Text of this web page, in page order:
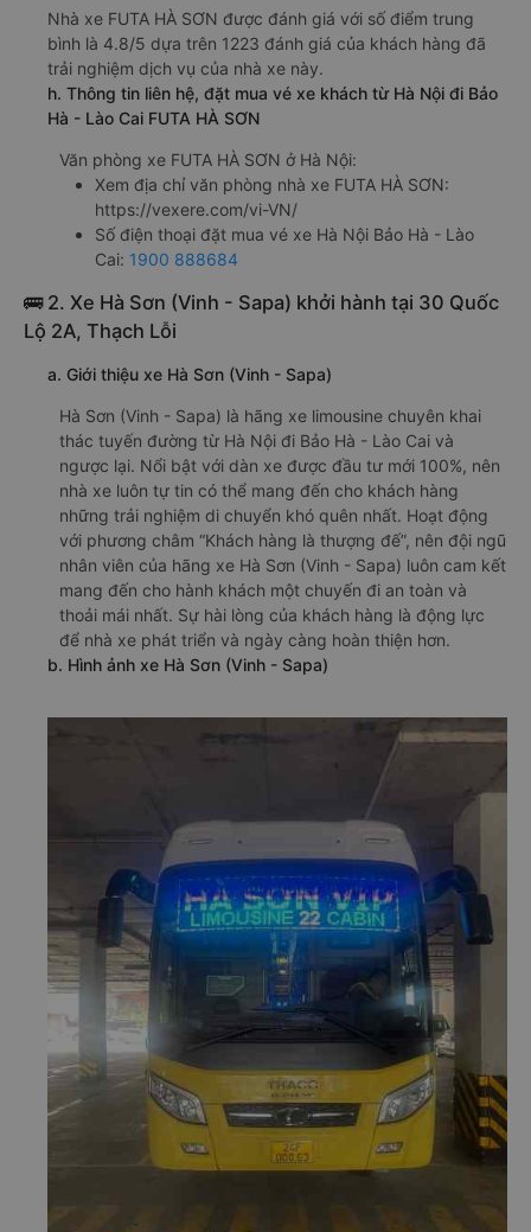
Nhà xe FUTA HÀ SƠN được đánh giá với số điểm trung
bình là 4.8/5 dựa trên 1223 đánh giá của khách hàng đã
trải nghiệm dịch vụ của nhà xe này.
h. Thông tin liên hệ, đặt mua vé xe khách từ Hà Nội đi Bảo
Hà - Lào Cai FUTA HÀ SƠN
Văn phòng xe FUTA HÀ SƠN ở Hà Nội:
Xem địa chỉ văn phòng nhà xe FUTA HÀ SƠN:
https://vexere.com/vi-VN/
Số điện thoại đặt mua vé xe Hà Nội Bảo Hà - Lào
Cai: 1900 888684
🚌 2. Xe Hà Sơn (Vinh - Sapa) khởi hành tại 30 Quốc
Lộ 2A, Thạch Lỗi
a. Giới thiệu xe Hà Sơn (Vinh - Sapa)
Hà Sơn (Vinh - Sapa) là hãng xe limousine chuyên khai
thác tuyến đường từ Hà Nội đi Bảo Hà - Lào Cai và
ngược lại. Nổi bật với dàn xe được đầu tư mới 100%, nên
nhà xe luôn tự tin có thể mang đến cho khách hàng
những trải nghiệm di chuyển khó quên nhất. Hoạt động
với phương châm “Khách hàng là thượng đế”, nên đội ngũ
nhân viên của hãng xe Hà Sơn (Vinh - Sapa) luôn cam kết
mang đến cho hành khách một chuyến đi an toàn và
thoải mái nhất. Sự hài lòng của khách hàng là động lực
để nhà xe phát triển và ngày càng hoàn thiện hơn.
b. Hình ảnh xe Hà Sơn (Vinh - Sapa)